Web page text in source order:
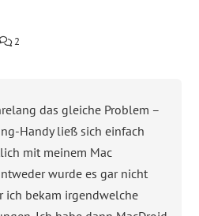
2
das gleiche Problem –
Handy ließ sich einfach
mit meinem Mac
wurde es gar nicht
ich bekam irgendwelche